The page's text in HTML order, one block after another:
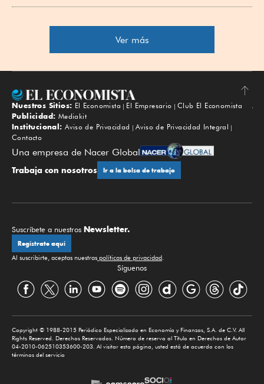
Ver más
Subir
Nuestros Sitios: El Economista El Empresario
Club El Economista
Publicidad: Mediakit
Institucional: Aviso de Privacidad
Aviso de Privacidad Integral
Contacto
Una empresa de Nacer Global
Trabaja con nosotros Ir a la bolsa de trabajo
Suscríbete a nuestros Newsletter.
Regístrate aquí
Al suscribirte, aceptas nuestras políticas de privacidad.
Síguenos
Copyright © 1988-2015 Periódico Especializado en Economía y Finanzas, S.A. de C.V. All
Rights Reserved. Derechos Reservados. Número de reserva al Título en Derechos de Autor
04-2010-062510353600-203. Al visitar esta página, usted está de acuerdo con los
términos del servicio